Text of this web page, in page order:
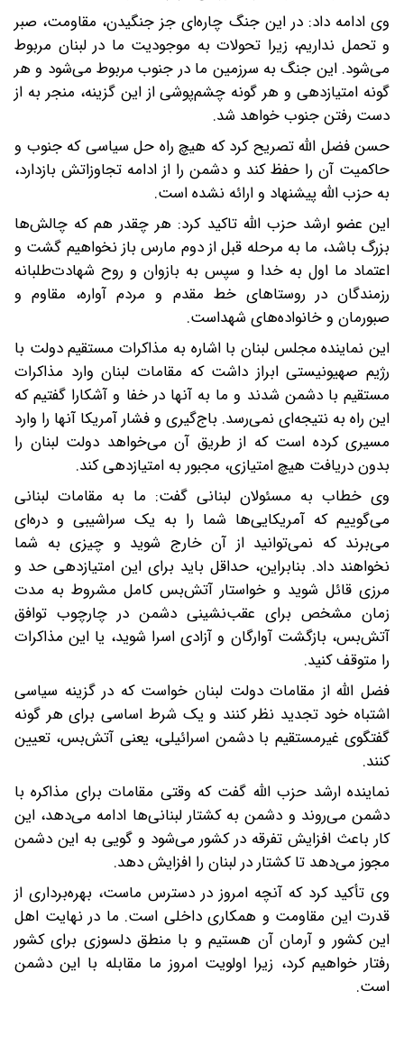
وی ادامه داد: در این جنگ چاره‌ای جز جنگیدن، مقاومت، صبر
و تحمل نداریم، زیرا تحولات به موجودیت ما در لبنان مربوط
می‌شود. این جنگ به سرزمین ما در جنوب مربوط می‌شود و هر
گونه امتیازدهی و هر گونه چشم‌پوشی از این گزینه، منجر به از
دست رفتن جنوب خواهد شد.
حسن فضل الله تصریح کرد که هیچ راه حل سیاسی که جنوب و
حاکمیت آن را حفظ کند و دشمن را از ادامه تجاوزاتش بازدارد،
به حزب الله پیشنهاد و ارائه نشده است.
این عضو ارشد حزب الله تاکید کرد: هر چقدر هم که چالش‌ها
بزرگ باشد، ما به مرحله قبل از دوم مارس باز نخواهیم گشت و
اعتماد ما اول به خدا و سپس به بازوان و روح شهادت‌طلبانه
رزمندگان در روستاهای خط مقدم و مردم آواره، مقاوم و
صبورمان و خانواده‌های شهداست.
این نماینده مجلس لبنان با اشاره به مذاکرات مستقیم دولت با
رژیم صهیونیستی ابراز داشت که مقامات لبنان وارد مذاکرات
مستقیم با دشمن شدند و ما به آنها در خفا و آشکارا گفتیم که
این راه به نتیجه‌ای نمی‌رسد. باج‌گیری و فشار آمریکا آنها را وارد
مسیری کرده است که از طریق آن می‌خواهد دولت لبنان را
بدون دریافت هیچ امتیازی، مجبور به امتیازدهی کند.
وی خطاب به مسئولان لبنانی گفت: ما به مقامات لبنانی
می‌گوییم که آمریکایی‌ها شما را به یک سراشیبی و دره‌ای
می‌برند که نمی‌توانید از آن خارج شوید و چیزی به شما
نخواهند داد. بنابراین، حداقل باید برای این امتیازدهی حد و
مرزی قائل شوید و خواستار آتش‌بس کامل مشروط به مدت
زمان مشخص برای عقب‌نشینی دشمن در چارچوب توافق
آتش‌بس، بازگشت آوارگان و آزادی اسرا شوید، یا این مذاکرات
را متوقف کنید.
فضل الله از مقامات دولت لبنان خواست که در گزینه سیاسی
اشتباه خود تجدید نظر کنند و یک شرط اساسی برای هر گونه
گفتگوی غیرمستقیم با دشمن اسرائیلی، یعنی آتش‌بس، تعیین
کنند.
نماینده ارشد حزب الله گفت که وقتی مقامات برای مذاکره با
دشمن می‌روند و دشمن به کشتار لبنانی‌ها ادامه می‌دهد، این
کار باعث افزایش تفرقه در کشور می‌شود و گویی به این دشمن
مجوز می‌دهد تا کشتار در لبنان را افزایش دهد.
وی تأکید کرد که آنچه امروز در دسترس ماست، بهره‌برداری از
قدرت این مقاومت و همکاری داخلی است. ما در نهایت اهل
این کشور و آرمان آن هستیم و با منطق دلسوزی برای کشور
رفتار خواهیم کرد، زیرا اولویت امروز ما مقابله با این دشمن
است.